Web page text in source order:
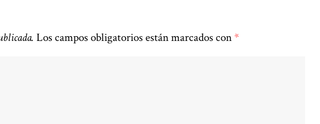
Los campos obligatorios están marcados con*